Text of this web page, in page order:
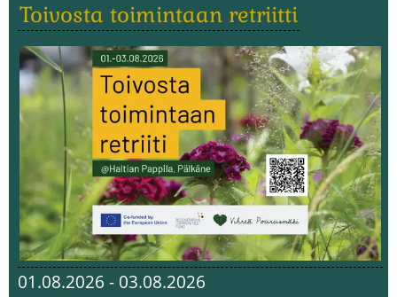
Toivosta toimintaan retriitti
01.08.2026 - 03.08.2026